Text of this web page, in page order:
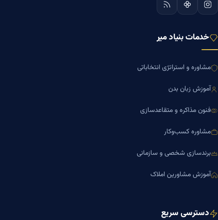
خدمات بنیاد میر
مشاوره و استراتژی انتخاباتی
آموزش زبان بدن
فنون مذاکره و متقاعدسازی
مشاوره کسب‌وکار
برندسازی شخصی و سازمانی
آموزش مشاورین املاک
دسترسی سریع